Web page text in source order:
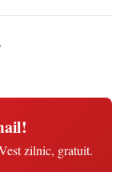
zilnic, gratuit.